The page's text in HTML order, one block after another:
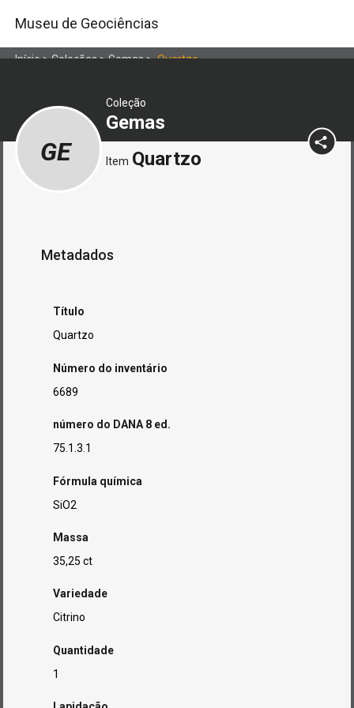
Museu de Geociências
Início>Coleções>Gemas>Quartzo
Coleção
Gemas
GE Item Quartzo
Metadados
Título
Quartzo
Número do inventário
6689
número do DANA 8 ed.
75.1.3.1
Fórmula química
SiO2
Massa
35,25 ct
Variedade
Citrino
Quantidade
1